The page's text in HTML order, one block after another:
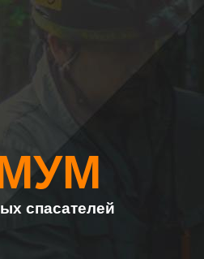
спасателей